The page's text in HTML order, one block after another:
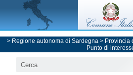
> Regione autonoma di Sardegna> Provincia
Punto di